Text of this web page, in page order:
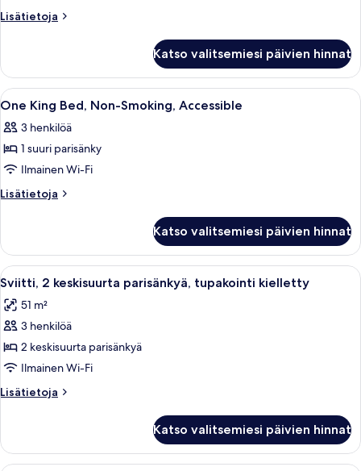
HEARING
SUITE
NOSMOK
kuvat
Lisätietoja
Lisätietoja
HEARING
ACCESSIBLE
STUDIO
NOSMOK
Katso valitsemiesi päivien hinnat
Avaa
kaikki
huonetyypin
One
King
Bed,
Accessible
kuvat
Hotellihuone, jossa on sänky,
6
One King Bed, Non-Smoking, Accessible
3 henkilöä
1 suuri parisänky
Ilmainen Wi-Fi
Lisätietoja
Lisätietoja
Bed,
Non-
Smoking,
Katso valitsemiesi päivien hinnat
Avaa
kaikki
huonetyypin
Sviitti,
2
keskisuurta
parisänkyä,
tupakointi
kuvat
Hotellihuone, jossa on kaksi
4
Sviitti, 2 keskisuurta parisänkyä, tupakointi kielletty
51 m²
3 henkilöä
2 keskisuurta parisänkyä
Ilmainen Wi-Fi
Lisätietoja
Lisätietoja
keskisuurta
parisänkyä,
Katso valitsemiesi päivien hinnat